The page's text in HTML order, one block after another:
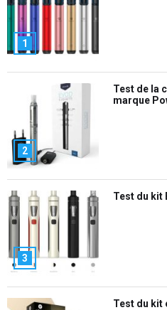
1
2
Test de la
marque
3
Test du kit
Test du kit